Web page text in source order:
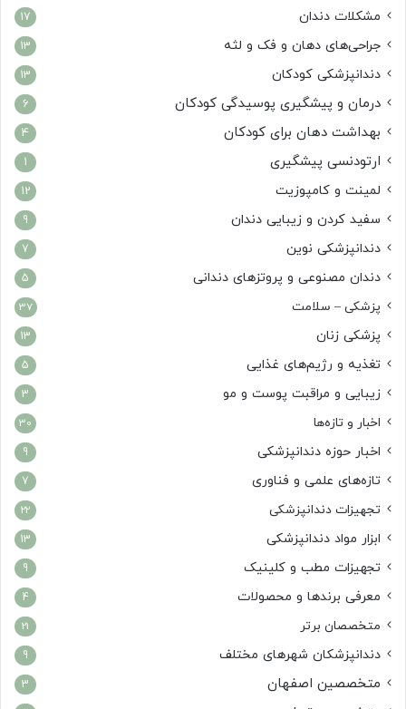
مشکلات دندان 17
جراحی‌های دهان و فک و لثه 13
دندانپزشکی کودکان 13
درمان و پیشگیری پوسیدگی کودکان 6
بهداشت دهان برای کودکان 4
ارتودنسی پیشگیری 1
لمینت و کامپوزیت 12
سفید کردن و زیبایی دندان 9
دندانپزشکی نوین 7
دندان مصنوعی و پروتزهای دندانی 5
پزشکی – سلامت 37
پزشکی زنان 13
تغذیه و رژیم‌های غذایی 5
زیبایی و مراقبت پوست و مو 3
اخبار و تازه‌ها 30
اخبار حوزه دندانپزشکی 9
تازه‌های علمی و فناوری 7
تجهیزات دندانپزشکی 22
ابزار مواد دندانپزشکی 13
تجهیزات مطب و کلینیک 9
معرفی برندها و محصولات 4
متخصصان برتر 21
دندانپزشکان شهرهای مختلف 9
متخصصین اصفهان 3